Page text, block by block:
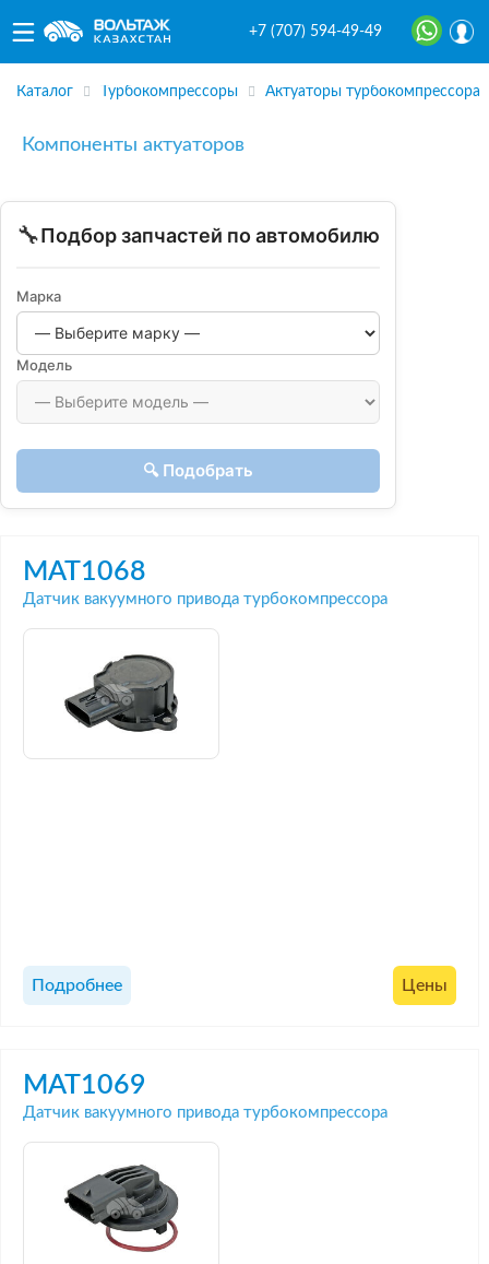
+7 (707) 594-49-49
Каталог Турбокомпрессоры Актуаторы турбокомпрессора
Компоненты актуаторов
🔧Подбор запчастей по автомобилю
Марка
Модель
🔍 Подобрать
MAT1068
Датчик вакуумного привода турбокомпрессора
Подробнее Цены
MAT1069
Датчик вакуумного привода турбокомпрессора